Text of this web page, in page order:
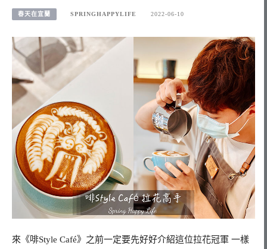
春天在宜蘭 SPRINGHAPPYLIFE 2022-06-10
來《啡Style Café》之前一定要先好好介紹這位拉花冠軍 一樣